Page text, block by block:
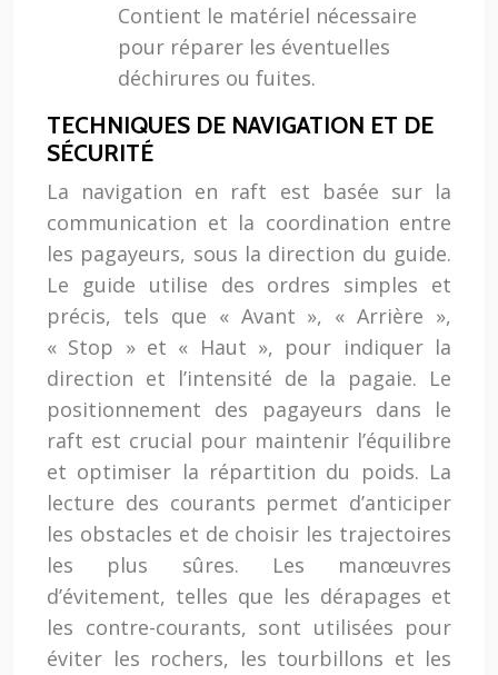
Contient le matériel nécessaire
pour réparer les éventuelles
déchirures ou fuites.
TECHNIQUES DE NAVIGATION ET DE
SÉCURITÉ
La navigation en raft est basée sur la
communication et la coordination entre
les pagayeurs, sous la direction du guide.
Le guide utilise des ordres simples et
précis, tels que « Avant », « Arrière »,
« Stop » et « Haut », pour indiquer la
direction et l’intensité de la pagaie. Le
positionnement des pagayeurs dans le
raft est crucial pour maintenir l’équilibre
et optimiser la répartition du poids. La
lecture des courants permet d’anticiper
les obstacles et de choisir les trajectoires
les plus sûres. Les manœuvres
d’évitement, telles que les dérapages et
les contre-courants, sont utilisées pour
éviter les rochers, les tourbillons et les